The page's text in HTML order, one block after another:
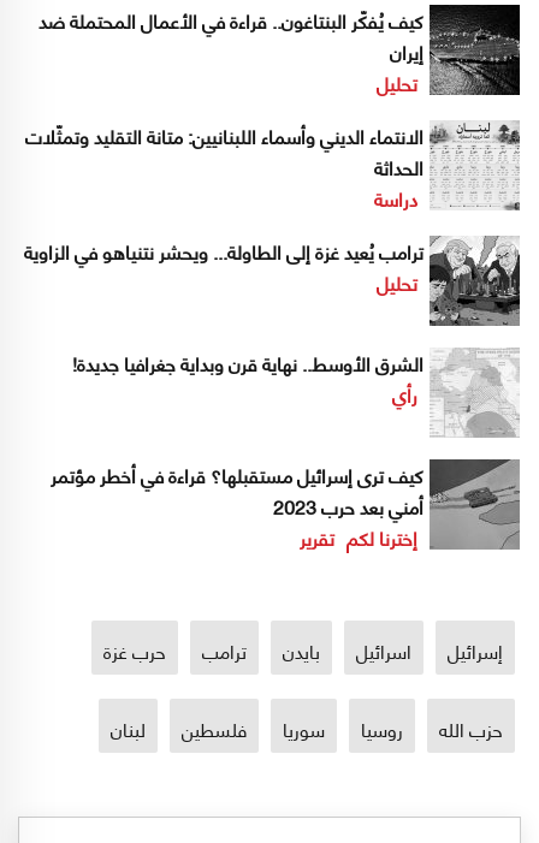
كيف يُفكّر البنتاغون.. قراءة في الأعمال المحتملة ضد
إيران
تحليل
الانتماء الديني وأسماء اللبنانيين: متانة التقليد وتمثّلات
الحداثة
دراسة
ترامب يُعيد غزة إلى الطاولة... ويحشر نتنياهو في الزاوية
تحليل
الشرق الأوسط.. نهاية قرن وبداية جغرافيا جديدة!
رأي
كيف ترى إسرائيل مستقبلها؟ قراءة في أخطر مؤتمر
أمني بعد حرب 2023
إخترنا لكم تقرير
إسرائيل اسرائيل بايدن ترامب حرب غزة
حزب الله روسيا سوريا فلسطين لبنان